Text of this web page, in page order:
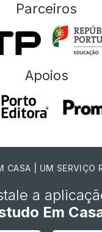
Parceiros
Apoios
CASA | UM SERVIÇO
a
Em